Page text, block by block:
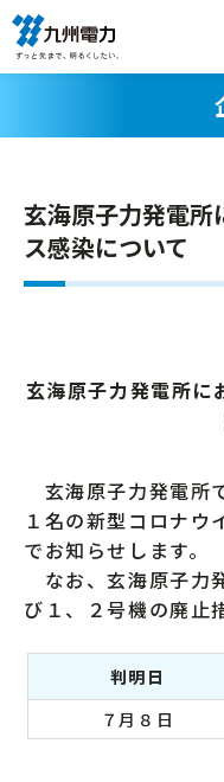
玄海原子力発電所
ス感染について
玄海原子力発電所に
玄海原子力発電所
１名の新型コロナウ
でお知らせします。
なお、玄海原子力
び１、２号機の廃止
判明日
７月８日